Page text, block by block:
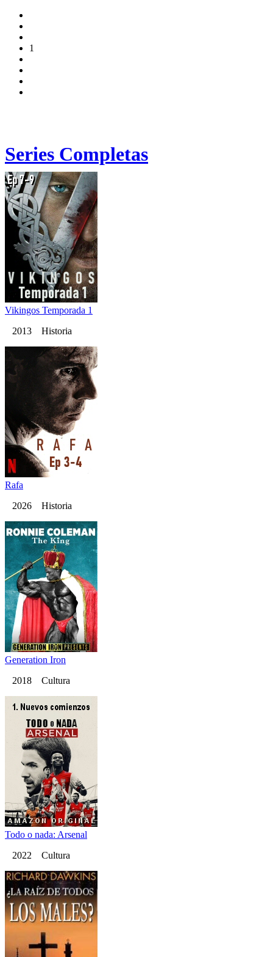
1
Series Completas
Vikingos Temporada 1
2013 Historia
Rafa
2026 Historia
Generation Iron
2018 Cultura
Todo o nada: Arsenal
2022 Cultura